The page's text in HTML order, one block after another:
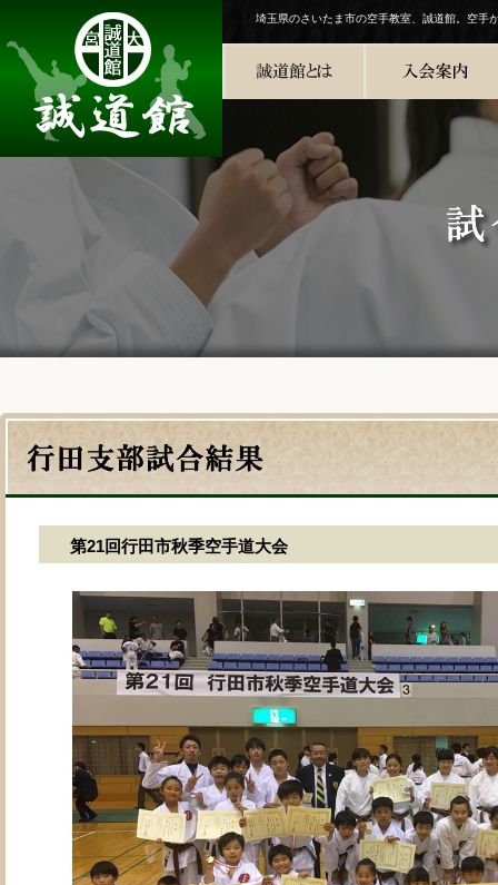
埼玉県のさいたま市の空手教室、誠道館。空手
第21回行田市秋季空手道大会